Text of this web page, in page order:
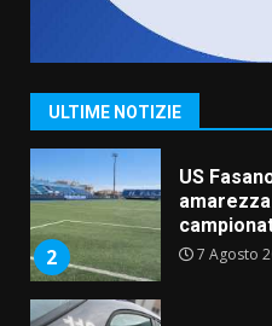
ULTIME NOTIZIE
1
“I
2
US
7 Agosto